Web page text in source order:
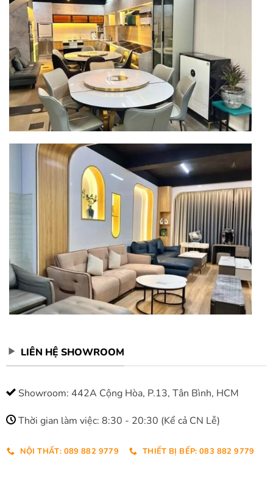
LIÊN HỆ SHOWROOM
Showroom: 442A Cộng Hòa, P.13, Tân Bình, HCM
Thời gian làm việc: 8:30 - 20:30 (Kể cả CN Lễ)
NỘI THẤT: 089 882 9779 THIẾT BỊ BẾP: 083 882 9779